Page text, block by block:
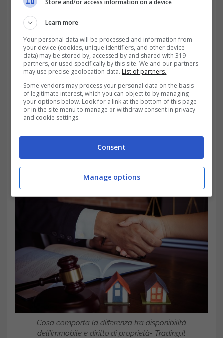
Arrivati a questo punto, bisognaanalizzare
cosa comporta questa differenza tra
disponibilità dell’immobile e diritto di
proprietà.Si è davanti una distinzione
importante perché sul fronte del reale pone
in essere delle situazioni specifiche.
Cosa comporta la differenza tra disponibilità
dell’immobile e diritto di proprietà- Trading.it
Store and/or access information on a device
Learn more
Your personal data will be processed and information from
your device (cookies, unique identifiers, and other device
data) may be stored by, accessed by and shared with 319
partners, or used specifically by this site. We and our partners
may use precise geolocation data. List of partners.
Some vendors may process your personal data on the basis
of legitimate interest, which you can object to by managing
your options below. Look for a link at the bottom of this page
or in the site menu to manage or withdraw consent in privacy
and cookie settings.
Consent
Manage options